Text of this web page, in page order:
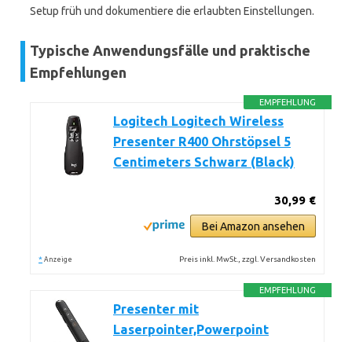
Setup früh und dokumentiere die erlaubten Einstellungen.
Typische Anwendungsfälle und praktische
Empfehlungen
EMPFEHLUNG
Logitech Logitech Wireless
Presenter R400 Ohrstöpsel 5
Centimeters Schwarz (Black)
30,99 €
Bei Amazon ansehen
* Anzeige Preis inkl. MwSt., zzgl. Versandkosten
EMPFEHLUNG
Presenter mit
Laserpointer,Powerpoint